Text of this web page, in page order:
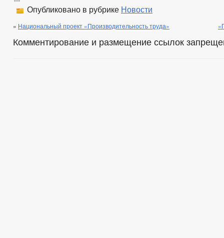
Опубликовано в рубрике Новости
« Национальный проект «Производительность труда»
Комментирование и размещение ссылок